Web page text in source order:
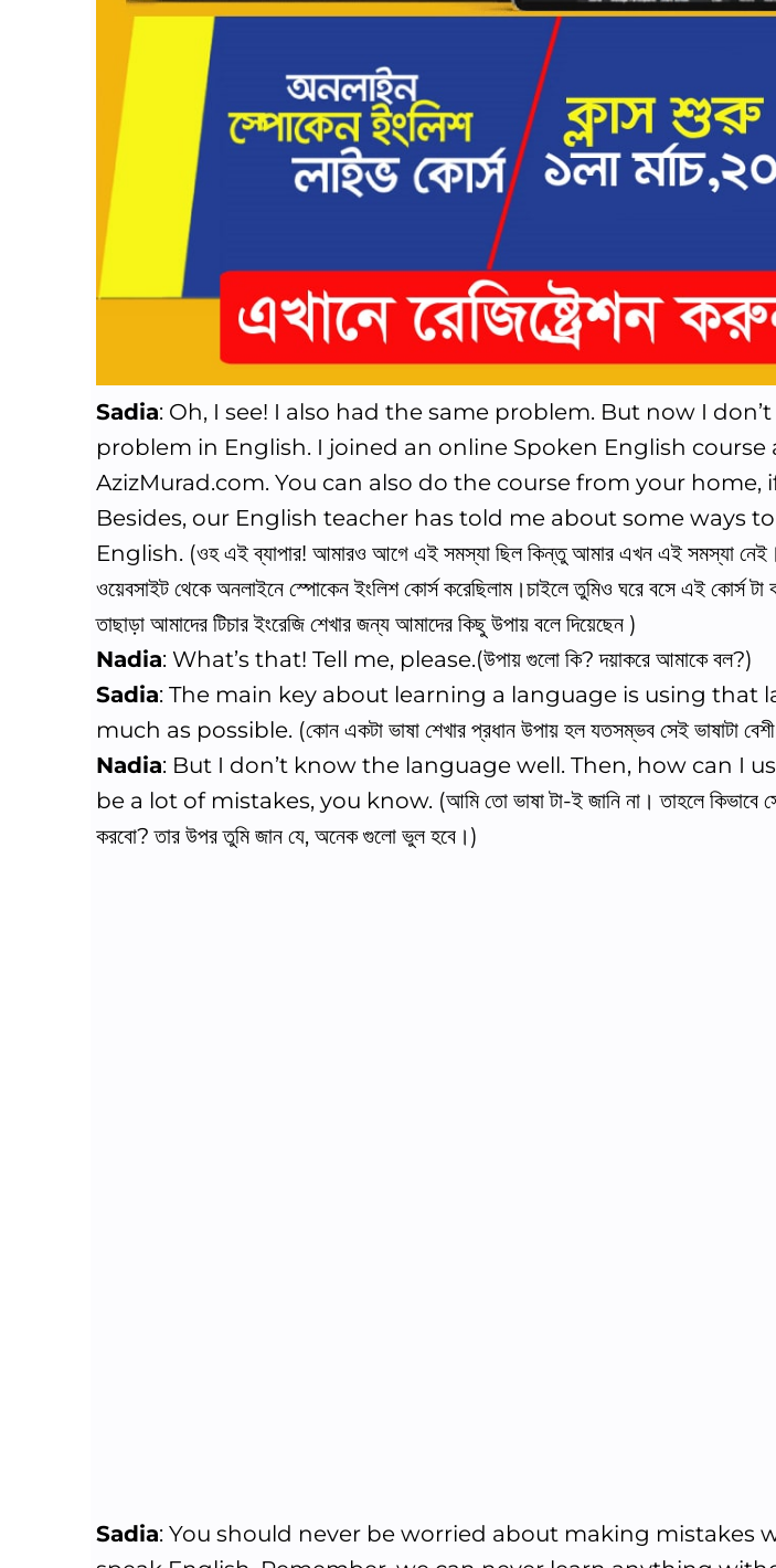
Sadia: Oh, I see! I also had the same problem. But now I
problem in English. I joined an online Spoken English course
AzizMurad.com. You can also do the course from your home,
Besides, our English teacher has told me about some ways
English. (ওহ এই ব্যাপার! আমারও আগে এই সমস্যা ছিল কিন্তু আমার এখন এই সমস্যা
ওয়েবসাইট থেকে অনলাইনে স্পোকেন ইংলিশ কোর্স করেছিলাম।চাইলে তুমিও ঘরে বসে এই কোর্স টা
তাছাড়া আমাদের টিচার ইংরেজি শেখার জন্য আমাদের কিছু উপায় বলে দিয়েছেন )
Nadia: What’s that! Tell me, please.(উপায় গুলো কি? দয়াকরে আমাকে বল?)
Sadia: The main key about learning a language is using that
much as possible. (কোন একটা ভাষা শেখার প্রধান উপায় হল যতসম্ভব সেই ভাষাটা বেশী
Nadia: But I don’t know the language well. Then, how can I
be a lot of mistakes, you know. (আমি তো ভাষা টা-ই জানি না। তাহলে কিভাবে সেই
করবো? তার উপর তুমি জান যে, অনেক গুলো ভুল হবে।)
Sadia: You should never be worried about making mistakes